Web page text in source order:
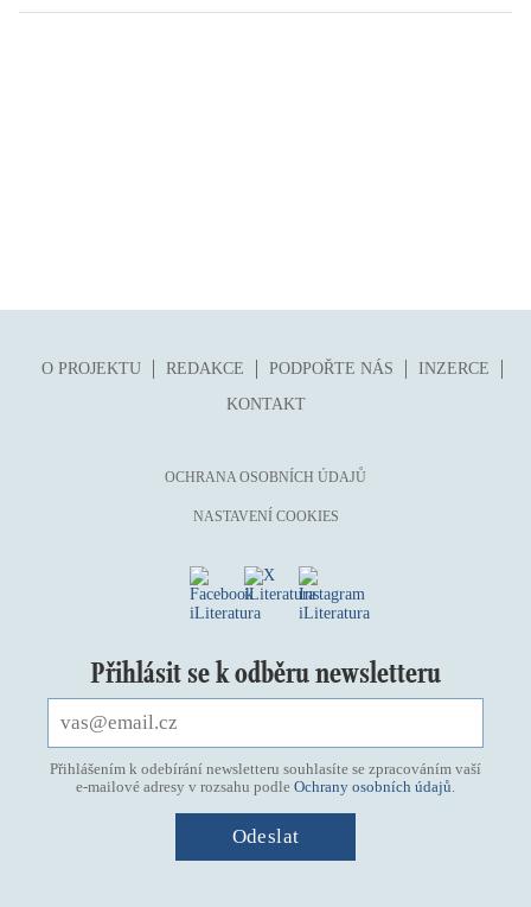
O PROJEKTU REDAKCE PODPOŘTE NÁS
INZERCE
KONTAKT
OCHRANA OSOBNÍCH ÚDAJŮ
NASTAVENÍ COOKIES
Přihlásit se k odběru newsletteru
Přihlášením k odebírání newsletteru souhlasíte se zpracováním vaší
e-mailové adresy v rozsahu podle Ochrany osobních údajů